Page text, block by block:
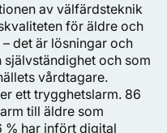
av välfärdsteknik
för äldre och
det är lösningar och
och som
vårdtagare.
ett trygghetslarm. 86
till äldre som
% har infört digital